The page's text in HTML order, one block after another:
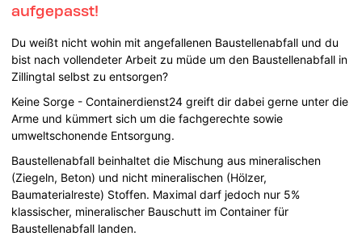
aufgepasst!
Du weißt nicht wohin mit angefallenen Baustellenabfall und du
bist nach vollendeter Arbeit zu müde um den Baustellenabfall in
Zillingtal selbst zu entsorgen?
Keine Sorge - Containerdienst24 greift dir dabei gerne unter die
Arme und kümmert sich um die fachgerechte sowie
umweltschonende Entsorgung.
Baustellenabfall beinhaltet die Mischung aus mineralischen
(Ziegeln, Beton) und nicht mineralischen (Hölzer,
Baumaterialreste) Stoffen. Maximal darf jedoch nur 5%
klassischer, mineralischer Bauschutt im Container für
Baustellenabfall landen.